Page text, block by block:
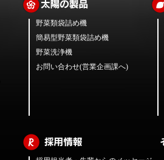
野菜類袋詰め機
簡易型野菜類袋詰め機
野菜洗浄機
お問い合わせ(営業企画課へ)